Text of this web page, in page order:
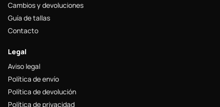
Cambios y devoluciones
Guía de tallas
Contacto
Legal
Aviso legal
Política de envío
Política de devolución
Política de privacidad